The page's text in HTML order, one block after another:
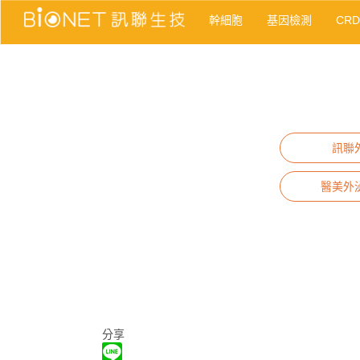
幹細胞 基因檢測
訊聯
醫美外
分享